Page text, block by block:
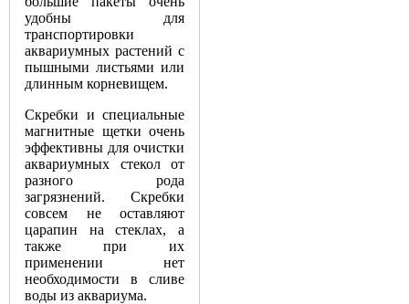
удобны для
транспортировки
аквариумных растений с
пышными листьями или
длинным корневищем.
Скребки и специальные
магнитные щетки очень
эффективны для очистки
аквариумных стекол от
разного рода
загрязнений. Скребки
совсем не оставляют
царапин на стеклах, а
также при их
применении нет
необходимости в сливе
воды из аквариума.